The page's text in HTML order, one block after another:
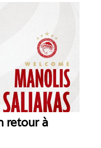
retour à